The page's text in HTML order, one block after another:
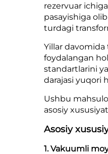
rezervuar
pasayishiga
turdagi
Yillar
foydalangan
standartlarini
darajasi yuqori
Ushbu
asosiy
Asosiy
1. Vakuumli